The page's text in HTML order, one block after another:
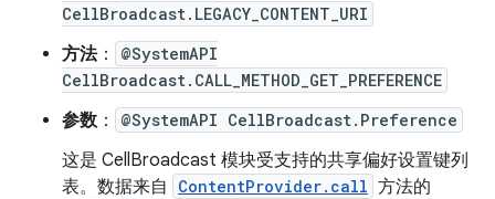
CellBroadcast.LEGACY_CONTENT_URI
方法：
@SystemAPI
CellBroadcast.CALL_METHOD_GET_PREFERENCE
参数 ： @SystemAPI CellBroadcast.Preference
这是 CellBroadcast 模块受支持的共享偏好设置键列
表。数据来自
ContentProvider.call 方法的